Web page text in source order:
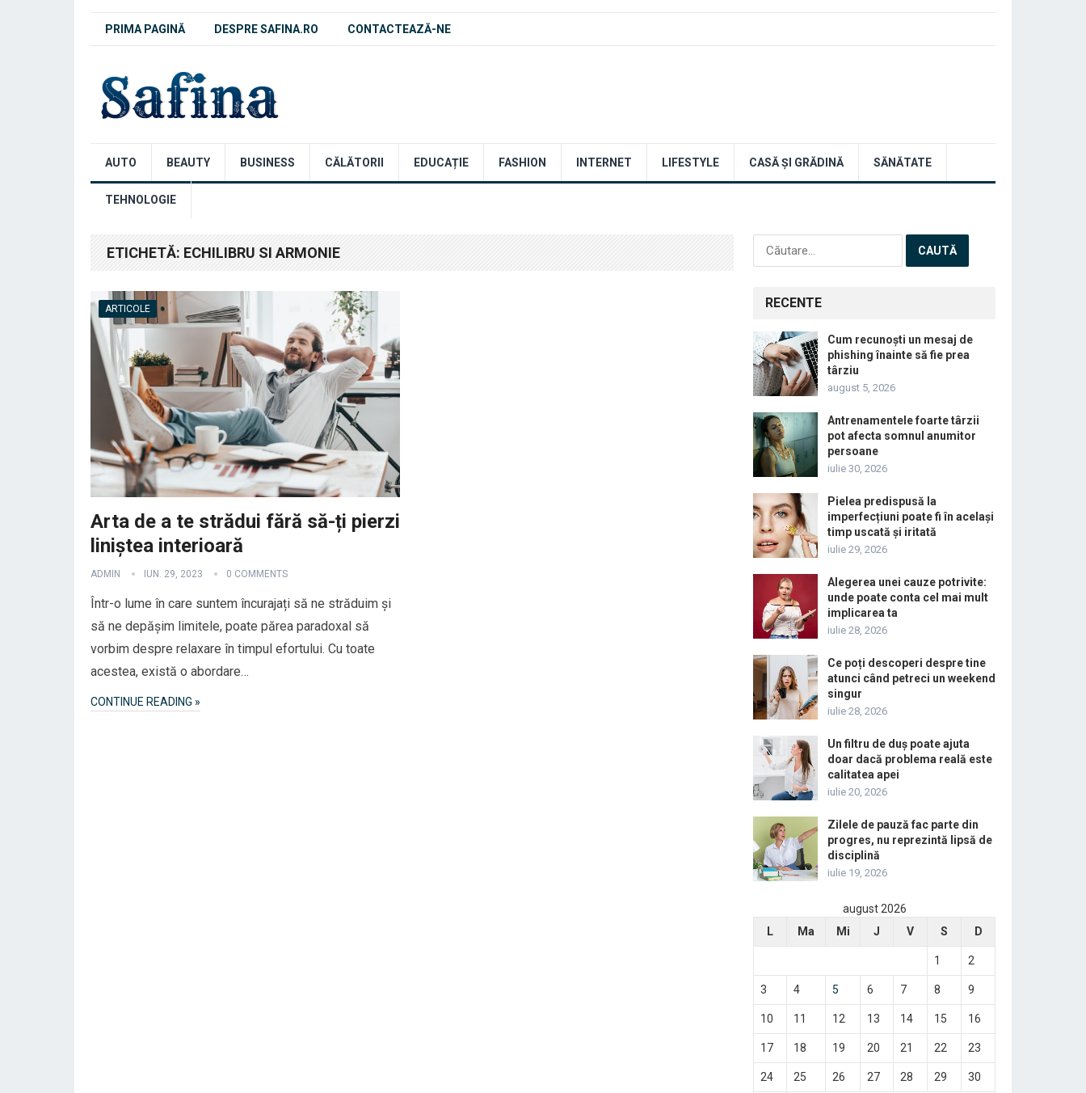
PRIMA PAGINĂ DESPRE SAFINA.RO CONTACTEAZĂ-NE
AUTO BEAUTY BUSINESS CĂLĂTORII EDUCAȚIE FASHION INTERNET LIFESTYLE CASĂ ȘI GRĂDINĂ SĂNĂTATE
TEHNOLOGIE
ETICHETĂ: ECHILIBRU SI ARMONIE
ARTICOLE
Arta de a te strădui fără să-ți pierzi
liniștea interioară
ADMIN IUN. 29, 2023 0 COMMENTS
Într-o lume în care suntem încurajați să ne străduim și
să ne depășim limitele, poate părea paradoxal să
vorbim despre relaxare în timpul efortului. Cu toate
acestea, există o abordare…
CONTINUE READING »
Caută
după:
RECENTE
Cum recunoști un mesaj de
phishing înainte să fie prea
târziu
august 5, 2026
Antrenamentele foarte târzii
pot afecta somnul anumitor
persoane
iulie 30, 2026
Pielea predispusă la
imperfecțiuni poate fi în același
timp uscată și iritată
iulie 29, 2026
Alegerea unei cauze potrivite:
unde poate conta cel mai mult
implicarea ta
iulie 28, 2026
Ce poți descoperi despre tine
atunci când petreci un weekend
singur
iulie 28, 2026
Un filtru de duș poate ajuta
doar dacă problema reală este
calitatea apei
iulie 20, 2026
Zilele de pauză fac parte din
progres, nu reprezintă lipsă de
disciplină
iulie 19, 2026
august 2026
L
Ma Mi J V S D
1 2
3 4 5 6 7 8 9
10 11 12 13 14 15 16
17 18 19 20 21 22 23
24 25 26 27 28 29 30